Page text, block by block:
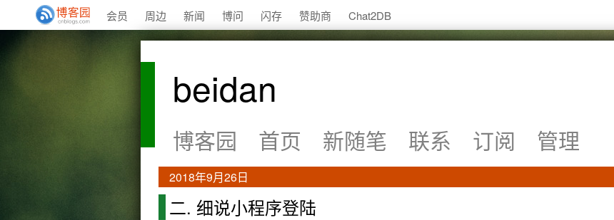
会员 周边 新闻 博问 闪存 赞助商 Chat2DB
beidan
博客园 首页 新随笔 联系 订阅 管理
2018年9月26日
二. 细说小程序登陆